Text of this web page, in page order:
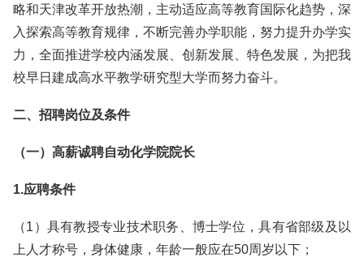
略和天津改革开放热潮，主动适应高等教育国际化趋势，深
入探索高等教育规律，不断完善办学职能，努力提升办学实
力，全面推进学校内涵发展、创新发展、特色发展，为把我
校早日建成高水平教学研究型大学而努力奋斗。
二、招聘岗位及条件
（一）高薪诚聘自动化学院院长
1.应聘条件
（1）具有教授专业技术职务、博士学位，具有省部级及以
上人才称号，身体健康，年龄一般应在50周岁以下；